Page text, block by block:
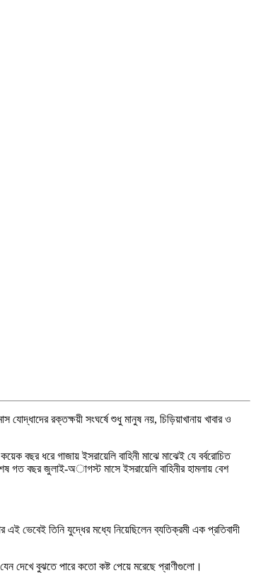
রক্তক্ষয়ী সংঘর্ষে শুধু মানুষ নয়, চিড়িয়াখানায় খাবার ও
বছর ধরে গাজায় ইসরায়েলি বাহিনী মাঝে মাঝেই যে বর্বরোচিত
গত বছর জুলাই-অাগস্ট মাসে ইসরায়েলি বাহিনীর হামলায় বেশ
ভেবেই তিনি যুদ্ধের মধ্যে নিয়েছিলেন ব্যতিক্রমী এক প্রতিবাদী
দেখে বুঝতে পারে কতো কষ্ট পেয়ে মরেছে প্রাণীগুলো।